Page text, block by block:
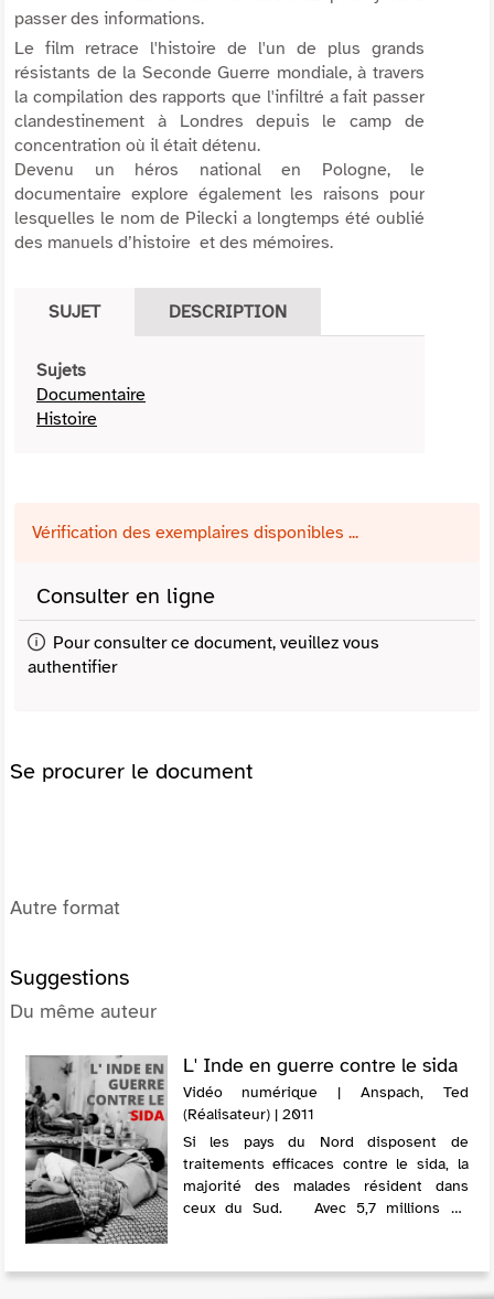
passer des informations.
Le film retrace l'histoire de l'un de plus grands
résistants de la Seconde Guerre mondiale, à travers
la compilation des rapports que l'infiltré a fait passer
clandestinement à Londres depuis le camp de
concentration où il était détenu.
Devenu un héros national en Pologne, le
documentaire explore également les raisons pour
lesquelles le nom de Pilecki a longtemps été oublié
des manuels d’histoire et des mémoires.
SUJET DESCRIPTION
Sujets
Documentaire
Histoire
Vérification des exemplaires disponibles ...
Consulter en ligne
Pour consulter ce document, veuillez vous
authentifier
Se procurer le document
Autre format
Suggestions
Du même auteur
L' Inde en guerre contre le sida
Vidéo numérique | Anspach, Ted
(Réalisateur) | 2011
Si les pays du Nord disposent de
traitements efficaces contre le sida, la
majorité des malades résident dans
ceux du Sud. Avec 5,7 millions de